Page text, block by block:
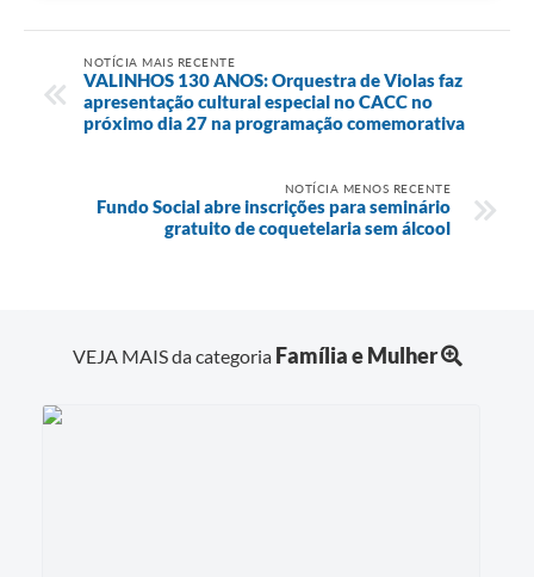
NOTÍCIA MAIS RECENTE
VALINHOS 130 ANOS: Orquestra de Violas faz
apresentação cultural especial no CACC no
próximo dia 27 na programação comemorativa
NOTÍCIA MENOS RECENTE
Fundo Social abre inscrições para seminário
gratuito de coquetelaria sem álcool
VEJA MAIS da categoria Família e Mulher